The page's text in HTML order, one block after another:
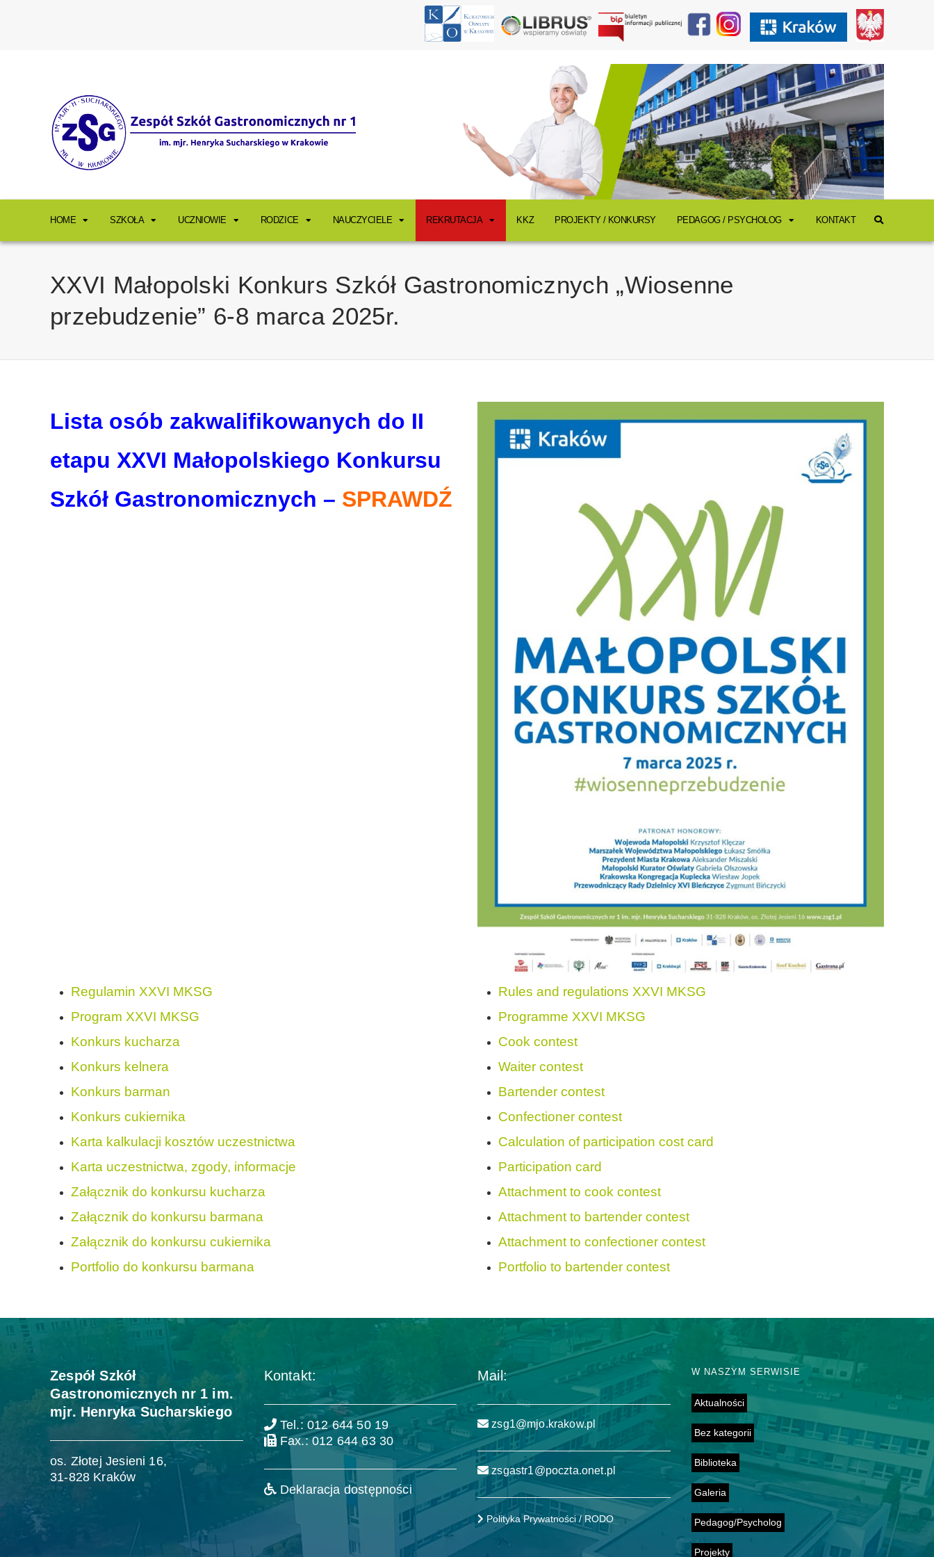
HOME SZKOŁA UCZNIOWIE RODZICE NAUCZYCIELE REKRUTACJA KKZ PROJEKTY / KONKURSY PEDAGOG / PSYCHOLOG KONTAKT
XXVI Małopolski Konkurs Szkół Gastronomicznych „Wiosenne
przebudzenie” 6-8 marca 2025r.
Lista osób zakwalifikowanych do II
etapu XXVI Małopolskiego Konkursu
Szkół Gastronomicznych – SPRAWDŹ
Regulamin XXVI MKSG
Program XXVI MKSG
Konkurs kucharza
Konkurs kelnera
Konkurs barman
Konkurs cukiernika
Karta kalkulacji kosztów uczestnictwa
Karta uczestnictwa, zgody, informacje
Załącznik do konkursu kucharza
Załącznik do konkursu barmana
Załącznik do konkursu cukiernika
Portfolio do konkursu barmana
Rules and regulations XXVI MKSG
Programme XXVI MKSG
Cook contest
Waiter contest
Bartender contest
Confectioner contest
Calculation of participation cost card
Participation card
Attachment to cook contest
Attachment to bartender contest
Attachment to confectioner contest
Portfolio to bartender contest
Zespół Szkół
Gastronomicznych nr 1 im.
mjr. Henryka Sucharskiego
os. Złotej Jesieni 16,
31-828 Kraków
Kontakt:
Tel.: 012 644 50 19
Fax.: 012 644 63 30
Deklaracja dostępności
Mail:
zsg1@mjo.krakow.pl
zsgastr1@poczta.onet.pl
Polityka Prywatności / RODO
W NASZYM SERWISIE
Aktualności
Bez kategorii
Biblioteka
Galeria
Pedagog/Psycholog
Projekty